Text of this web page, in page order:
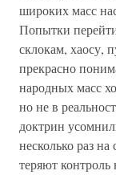
широких масс
Попытки
склокам, хаосу,
прекрасно
народных масс
но не в
доктрин
несколько раз
теряют